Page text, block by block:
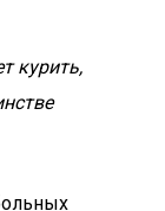
курить,